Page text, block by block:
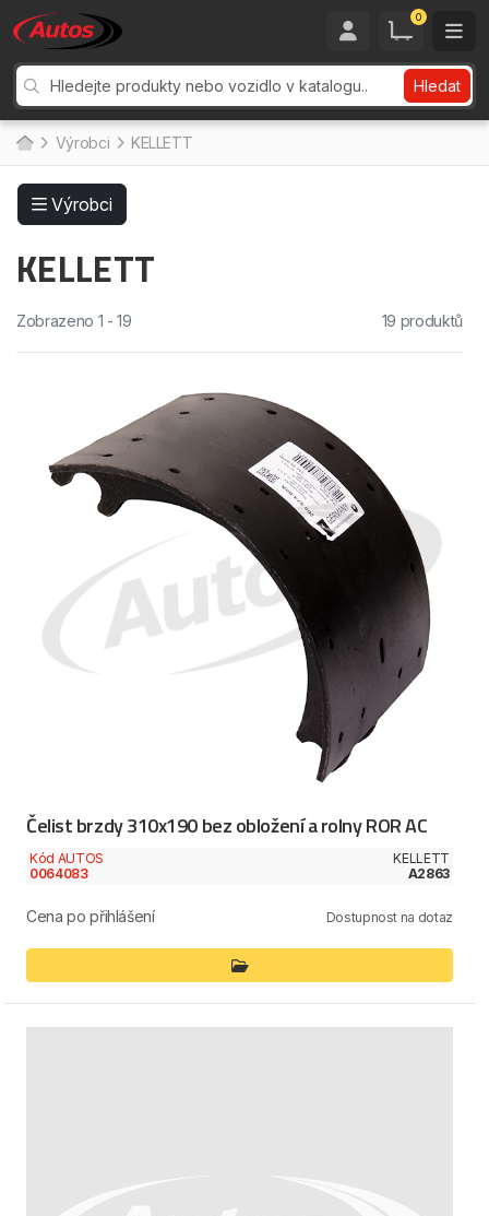
0
Hledat
Výrobci KELLETT
Výrobci
KELLETT
Zobrazeno 1 - 19 19 produktů
Čelist brzdy 310x190 bez obložení a rolny ROR AC
Kód AUTOS
0064083
KELLETT
A2863
Cena po přihlášení Dostupnost na dotaz